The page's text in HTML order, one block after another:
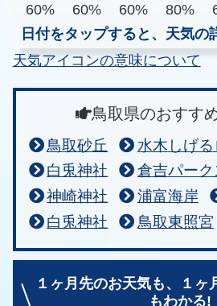
60%
60% 60% 80%
日付をタップすると、天気の
天気アイコンの意味について
鳥取県のおすす
鳥取砂丘
水木しげる
白兎神社
倉吉パー
神崎神社
浦富海岸
白兎神社
鳥取東照宮
１ヶ月先のお天気も、
１ヶ
もわかる!